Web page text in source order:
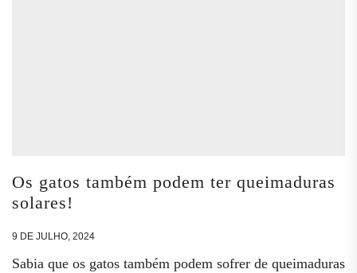
Os gatos também podem ter queimaduras
solares!
9 DE JULHO, 2024
Sabia que os gatos também podem sofrer de queimaduras